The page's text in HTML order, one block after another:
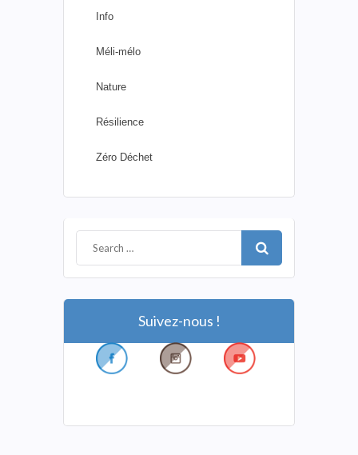
Info
Méli-mélo
Nature
Résilience
Zéro Déchet
Suivez-nous !